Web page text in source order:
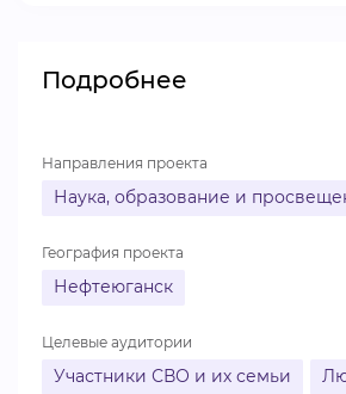
Подробнее
Направления проекта
Наука, образование и
География проекта
Нефтеюганск
Целевые аудитории
Участники СВО и их семьи